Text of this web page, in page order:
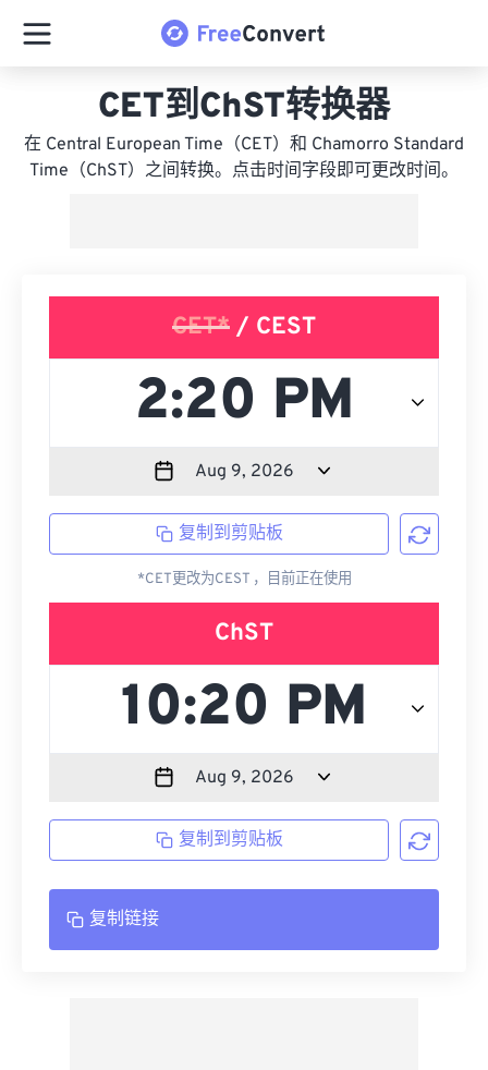
CET到ChST转换器
在 Central European Time（CET）和 Chamorro Standard
Time（ChST）之间转换。点击时间字段即可更改时间。
CET* / CEST
复制到剪贴板
*CET更改为CEST ，目前正在使用
ChST
复制到剪贴板
复制链接